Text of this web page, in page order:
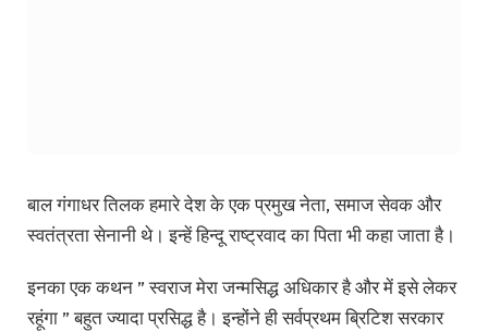
बाल गंगाधर तिलक हमारे देश के एक प्रमुख नेता, समाज सेवक और
स्वतंत्रता सेनानी थे। इन्हें हिन्दू राष्ट्रवाद का पिता भी कहा जाता है।
इनका एक कथन ” स्वराज मेरा जन्मसिद्ध अधिकार है और में इसे लेकर
रहूंगा ” बहुत ज्यादा प्रसिद्ध है। इन्होंने ही सर्वप्रथम ब्रिटिश सरकार